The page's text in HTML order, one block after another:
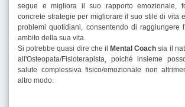
segue e migliora il suo rapporto emozionale,
concrete strategie per migliorare il suo stile di vita
problemi quotidiani, consentendo di raggiungere
ambito della sua vita.
Si potrebbe quasi dire che il
Mental Coach sia il
all'Osteopata/Fisioterapista, poiché insieme
salute complessiva fisico/emozionale non
altro modo.